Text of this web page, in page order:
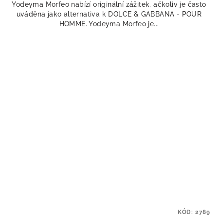
Yodeyma Morfeo nabízí originální zážitek, ačkoliv je často
uváděna jako alternativa k DOLCE & GABBANA - POUR
HOMME. Yodeyma Morfeo je...
KÓD: 2789